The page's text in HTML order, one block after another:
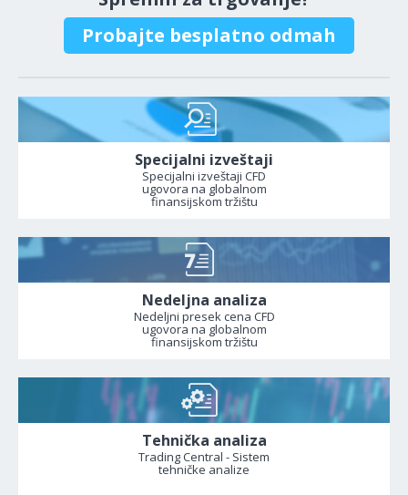
Probajte besplatno odmah
Specijalni izveštaji
Specijalni izveštaji CFD
ugovora na globalnom
finansijskom tržištu
Nedeljna analiza
Nedeljni presek cena CFD
ugovora na globalnom
finansijskom tržištu
Tehnička analiza
Trading Central - Sistem
tehničke analize